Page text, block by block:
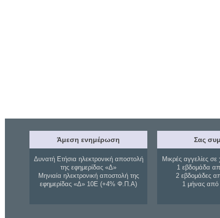
Άμεση ενημέρωση
Δυνατή Ετήσια ηλεκτρονική αποστολή
της εφημερίδας «Δ»
Μηνιαία ηλεκτρονική αποστολή της
εφημερίδας «Δ» 10Ε (+4% Φ.Π.Α)
Σας
Μικρές αγγελίες σε
1 εβδομάδα
2 εβδομάδες
1 μήνας